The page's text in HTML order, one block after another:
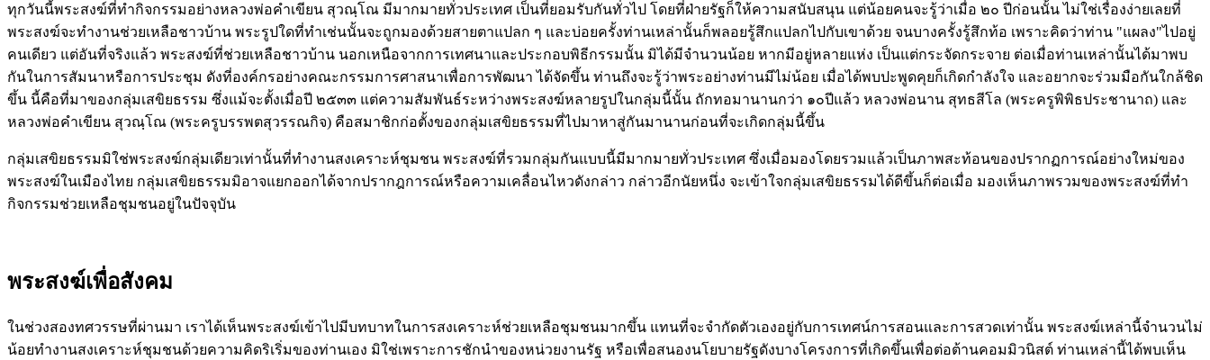
ทุกวันนี้พระสงฆ์ที่ทำกิจกรรมอย่างหลวงพ่อคำเขียน สุวณฺโณ มีมากมายทั่วประเทศ เป็นที่ยอมรับกันทั่วไป โดยที่ฝ่ายรัฐก็ให้ความสนับสนุน แต่น้อยคนจะรู้ว่าเมื่อ ๒๐ ปีก่อนนั้น ไม่ใช่เรื่องง่ายเลยที่
พระสงฆ์จะทำงานช่วยเหลือชาวบ้าน พระรูปใดที่ทำเช่นนั้นจะถูกมองด้วยสายตาแปลก ๆ และบ่อยครั้งท่านเหล่านั้นก็พลอยรู้สึกแปลกไปกับเขาด้วย จนบางครั้งรู้สึกท้อ เพราะคิดว่าท่าน "แผลง"ไปอยู่
คนเดียว แต่อันที่จริงแล้ว พระสงฆ์ที่ช่วยเหลือชาวบ้าน นอกเหนือจากการเทศนาและประกอบพิธีกรรมนั้น มิได้มีจำนวนน้อย หากมีอยู่หลายแห่ง เป็นแต่กระจัดกระจาย ต่อเมื่อท่านเหล่านั้นได้มาพบ
กันในการสัมนาหรือการประชุม ดังที่องค์กรอย่างคณะกรรมการศาสนาเพื่อการพัฒนา ได้จัดขึ้น ท่านถึงจะรู้ว่าพระอย่างท่านมีไม่น้อย เมื่อได้พบปะพูดคุยก็เกิดกำลังใจ และอยากจะร่วมมือกันใกล้ชิด
ขึ้น นี้คือที่มาของกลุ่มเสขิยธรรม ซึ่งแม้จะตั้งเมื่อปี ๒๕๓๓ แต่ความสัมพันธ์ระหว่างพระสงฆ์หลายรูปในกลุ่มนี้นั้น ถักทอมานานกว่า ๑๐ปีแล้ว หลวงพ่อนาน สุทธสีโล (พระครูพิพิธประชานาถ) และ
หลวงพ่อคำเขียน สุวณฺโณ (พระครูบรรพตสุวรรณกิจ) คือสมาชิกก่อตั้งของกลุ่มเสขิยธรรมที่ไปมาหาสู่กันมานานก่อนที่จะเกิดกลุ่มนี้ขึ้น
กลุ่มเสขิยธรรมมิใช่พระสงฆ์กลุ่มเดียวเท่านั้นที่ทำงานสงเคราะห์ชุมชน พระสงฆ์ที่รวมกลุ่มกันแบบนี้มีมากมายทั่วประเทศ ซึ่งเมื่อมองโดยรวมแล้วเป็นภาพสะท้อนของปรากฏการณ์อย่างใหม่ของ
พระสงฆ์ในเมืองไทย กลุ่มเสขิยธรรมมิอาจแยกออกได้จากปรากฎการณ์หรือความเคลื่อนไหวดังกล่าว กล่าวอีกนัยหนึ่ง จะเข้าใจกลุ่มเสขิยธรรมได้ดีขึ้นก็ต่อเมื่อ มองเห็นภาพรวมของพระสงฆ์ที่ทำ
กิจกรรมช่วยเหลือชุมชนอยู่ในปัจจุบัน
พระสงฆ์เพื่อสังคม
ในช่วงสองทศวรรษที่ผ่านมา เราได้เห็นพระสงฆ์เข้าไปมีบทบาทในการสงเคราะห์ช่วยเหลือชุมชนมากขึ้น แทนที่จะจำกัดตัวเองอยู่กับการเทศน์การสอนและการสวดเท่านั้น พระสงฆ์เหล่านี้จำนวนไม่
น้อยทำงานสงเคราะห์ชุมชนด้วยความคิดริเริ่มของท่านเอง มิใช่เพราะการชักนำของหน่วยงานรัฐ หรือเพื่อสนองนโยบายรัฐดังบางโครงการที่เกิดขึ้นเพื่อต่อต้านคอมมิวนิสต์ ท่านเหล่านี้ได้พบเห็น